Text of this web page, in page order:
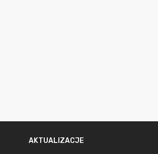
AKTUALIZACJE